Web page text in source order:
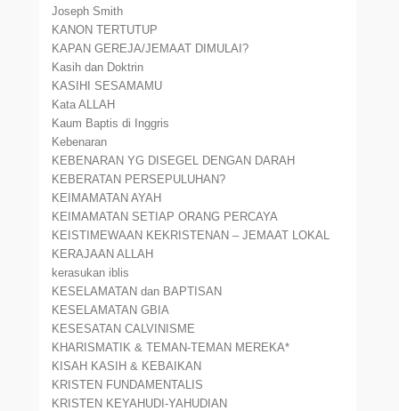
Joseph Smith
KANON TERTUTUP
KAPAN GEREJA/JEMAAT DIMULAI?
Kasih dan Doktrin
KASIHI SESAMAMU
Kata ALLAH
Kaum Baptis di Inggris
Kebenaran
KEBENARAN YG DISEGEL DENGAN DARAH
KEBERATAN PERSEPULUHAN?
KEIMAMATAN AYAH
KEIMAMATAN SETIAP ORANG PERCAYA
KEISTIMEWAAN KEKRISTENAN – JEMAAT LOKAL
KERAJAAN ALLAH
kerasukan iblis
KESELAMATAN dan BAPTISAN
KESELAMATAN GBIA
KESESATAN CALVINISME
KHARISMATIK & TEMAN-TEMAN MEREKA*
KISAH KASIH & KEBAIKAN
KRISTEN FUNDAMENTALIS
KRISTEN KEYAHUDI-YAHUDIAN